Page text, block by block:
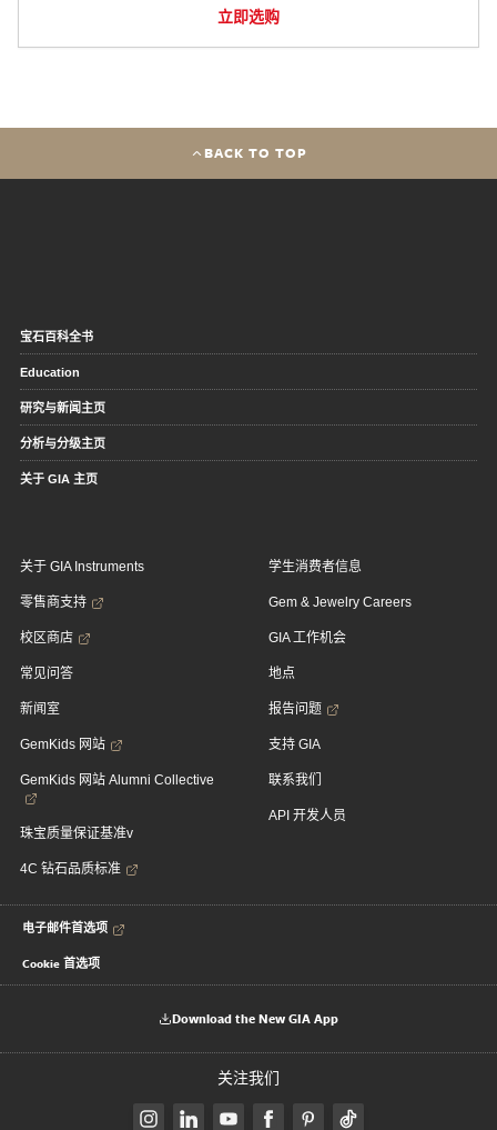
立即选购
BACK TO TOP
宝石百科全书
Education
研究与新闻主页
分析与分级主页
关于 GIA 主页
关于 GIA Instruments
零售商支持
校区商店
常见问答
新闻室
GemKids 网站
GemKids 网站 Alumni Collective
珠宝质量保证基准v
4C 钻石品质标准
学生消费者信息
Gem & Jewelry Careers
GIA 工作机会
地点
报告问题
支持 GIA
联系我们
API 开发人员
电子邮件首选项
Cookie 首选项
Download the New GIA App
关注我们